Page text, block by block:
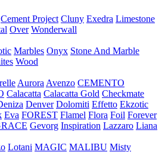
Cement Project Cluny Exedra Limestone
Over Wonderwall
Marbles Onyx Stone And Marble
Wood
Aurora Avenzo CEMENTO
Calacatta Calacatta Gold Checkmate
Denver Dolomiti Effetto Ekzotic
Eva FOREST Flamel Flora Foil Forever
Gevorg Inspiration Lazzaro Liana
Lotani MAGIC MALIBU Misty